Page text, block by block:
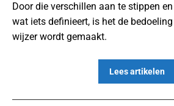
Door die verschillen aan te stippen
wat iets definieert, is het de
wijzer wordt gemaakt.
Lees artikelen